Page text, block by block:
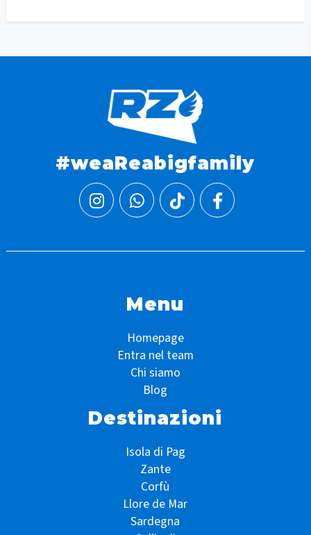
#weaReabigfamily
Menu
Homepage
Entra nel team
Chi siamo
Blog
Destinazioni
Isola di Pag
Zante
Corfù
Llore de Mar
Sardegna